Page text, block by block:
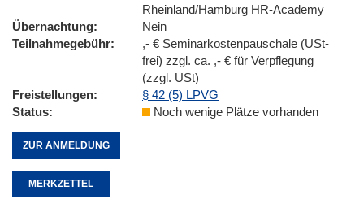
Rheinland/Hamburg HR-Academy
Übernachtung
Nein
Teilnahmegebühr
,- € Seminarkostenpauschale (USt-
frei) zzgl. ca. ,- € für Verpflegung
(zzgl. USt)
Freistellungen
§ 42 (5) LPVG
Status
Noch wenige Plätze vorhanden
ZUR ANMELDUNG
MERKZETTEL